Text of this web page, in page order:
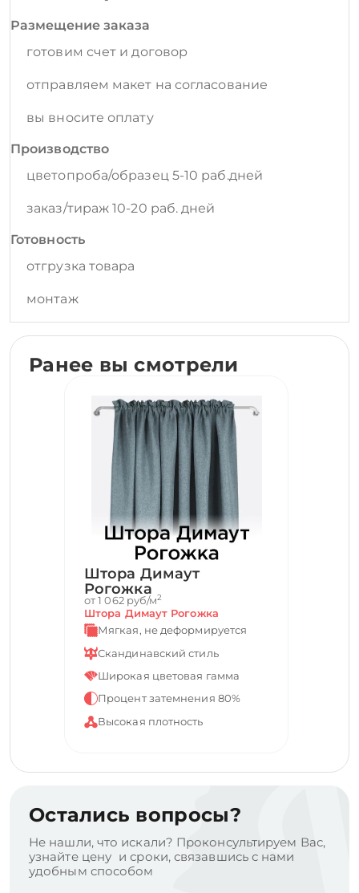
Размещение заказа
готовим счет и договор
отправляем макет на согласование
вы вносите оплату
Производство
цветопроба/образец 5-10 раб.дней
заказ/тираж 10-20 раб. дней
Готовность
отгрузка товара
монтаж
Ранее вы смотрели
Штора Димаут
Рогожка
от 1 062 руб/м2
Штора Димаут Рогожка
Мягкая, не деформируется
Скандинавский стиль
Широкая цветовая гамма
Процент затемнения 80%
Высокая плотность
Остались вопросы?
Не нашли, что искали? Проконсультируем Вас,
узнайте цену и сроки, связавшись с нами
удобным способом